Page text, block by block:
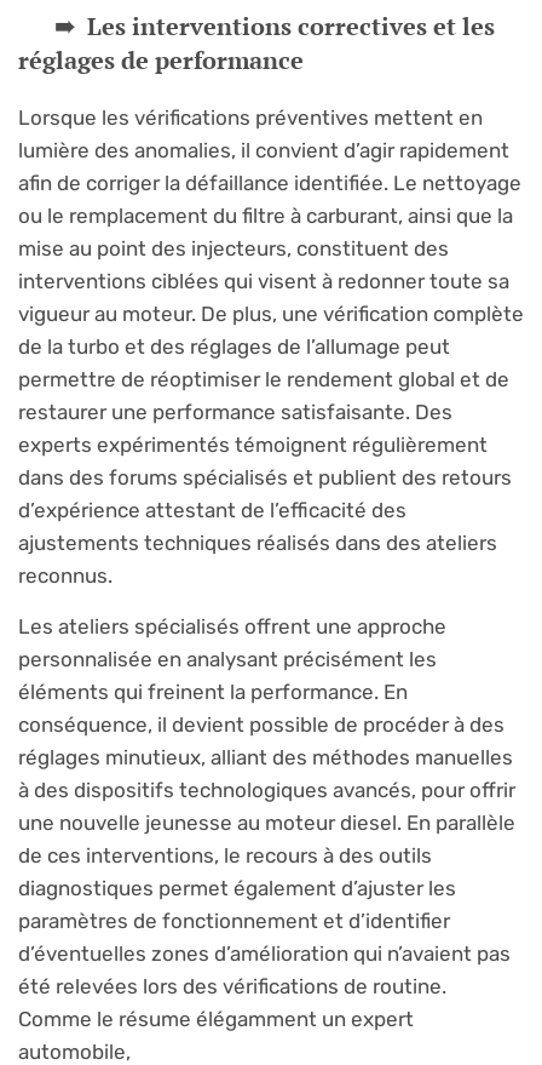
Les interventions correctives et les
réglages de performance
Lorsque les vérifications préventives mettent en
lumière des anomalies, il convient d’agir rapidement
afin de corriger la défaillance identifiée. Le nettoyage
ou le remplacement du filtre à carburant, ainsi que la
mise au point des injecteurs, constituent des
interventions ciblées qui visent à redonner toute sa
vigueur au moteur. De plus, une vérification complète
de la turbo et des réglages de l’allumage peut
permettre de réoptimiser le rendement global et de
restaurer une performance satisfaisante. Des
experts expérimentés témoignent régulièrement
dans des forums spécialisés et publient des retours
d’expérience attestant de l’efficacité des
ajustements techniques réalisés dans des ateliers
reconnus.
Les ateliers spécialisés offrent une approche
personnalisée en analysant précisément les
éléments qui freinent la performance. En
conséquence, il devient possible de procéder à des
réglages minutieux, alliant des méthodes manuelles
à des dispositifs technologiques avancés, pour offrir
une nouvelle jeunesse au moteur diesel. En parallèle
de ces interventions, le recours à des outils
diagnostiques permet également d’ajuster les
paramètres de fonctionnement et d’identifier
d’éventuelles zones d’amélioration qui n’avaient pas
été relevées lors des vérifications de routine.
Comme le résume élégamment un expert
automobile,